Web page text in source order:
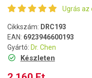
Ugrás az
Cikkszám: DRC193
EAN: 6923946600193
Gyártó: Dr. Chen
Készleten